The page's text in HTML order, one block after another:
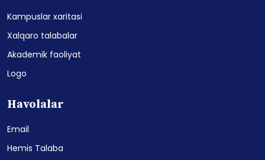
Kampuslar xaritasi
Xalqaro talabalar
Akademik faoliyat
Logo
Havolalar
Email
Hemis Talaba